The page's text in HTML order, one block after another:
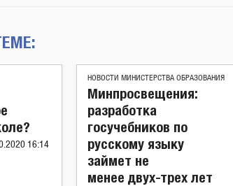
16:14
НОВОСТИ МИНИСТЕРСТВА ОБРАЗОВАНИЯ
Минпросвещения:
разработка
госучебников по
русскому языку
займет не
менее двух-трех лет